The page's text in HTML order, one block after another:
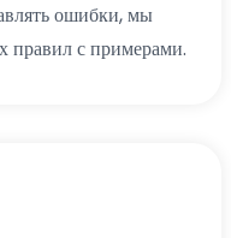
ошибки, мы
правил с примерами.